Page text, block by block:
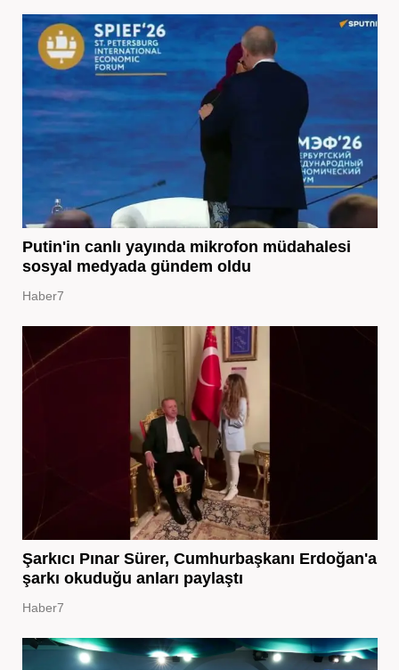
Putin'in canlı yayında mikrofon müdahalesi
sosyal medyada gündem oldu
Haber7
Şarkıcı Pınar Sürer, Cumhurbaşkanı Erdoğan'a
şarkı okuduğu anları paylaştı
Haber7